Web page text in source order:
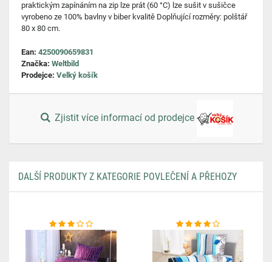
praktickým zapínáním na zip lze prát (60 °C) lze sušit v sušičce
vyrobeno ze 100% bavlny v biber kvalitě Doplňující rozměry: polštář
80 x 80 cm.
Ean: 4250090659831
Značka: Weltbild
Prodejce: Velký košík
Zjistit více informací od prodejce
DALŠÍ PRODUKTY Z KATEGORIE POVLEČENÍ A PŘEHOZY